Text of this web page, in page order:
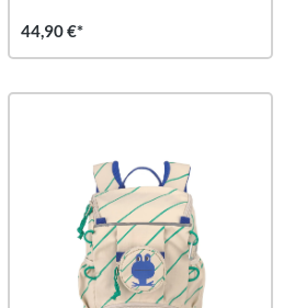
44,90 €*